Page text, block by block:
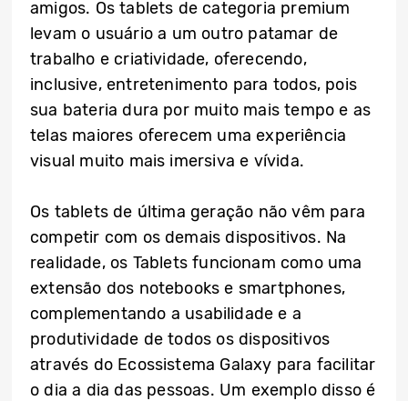
amigos. Os tablets de categoria premium
levam o usuário a um outro patamar de
trabalho e criatividade, oferecendo,
inclusive, entretenimento para todos, pois
sua bateria dura por muito mais tempo e as
telas maiores oferecem uma experiência
visual muito mais imersiva e vívida.
Os tablets de última geração não vêm para
competir com os demais dispositivos. Na
realidade, os Tablets funcionam como uma
extensão dos notebooks e smartphones,
complementando a usabilidade e a
produtividade de todos os dispositivos
através do Ecossistema Galaxy para facilitar
o dia a dia das pessoas. Um exemplo disso é